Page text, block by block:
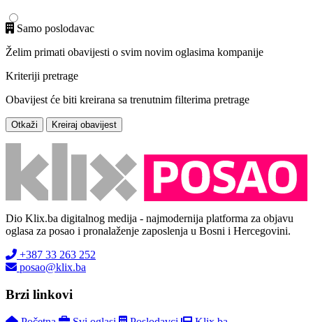
Samo poslodavac
Želim primati obavijesti o svim novim oglasima kompanije
Kriteriji pretrage
Obavijest će biti kreirana sa trenutnim filterima pretrage
Otkaži Kreiraj obavijest
Dio Klix.ba digitalnog medija - najmodernija platforma za objavu
oglasa za posao i pronalaženje zaposlenja u Bosni i Hercegovini.
+387 33 263 252
posao@klix.ba
Brzi linkovi